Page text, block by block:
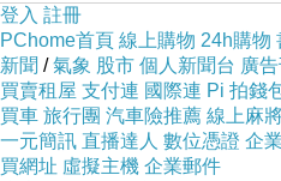
給大家一探內容物有些
後更有多尼實際體驗後
趣的人入手前能做為參考
產品包裝
登入 註冊
PChome首頁 線上購物 24h購物
新聞 /氣象 股市 個人新聞台 廣
買賣租屋 支付連 國際連 Pi 拍錢
買車 旅行團 汽車險推薦 線上麻
一元簡訊 直播達人 數位憑證 企
買網址 虛擬主機 企業郵件